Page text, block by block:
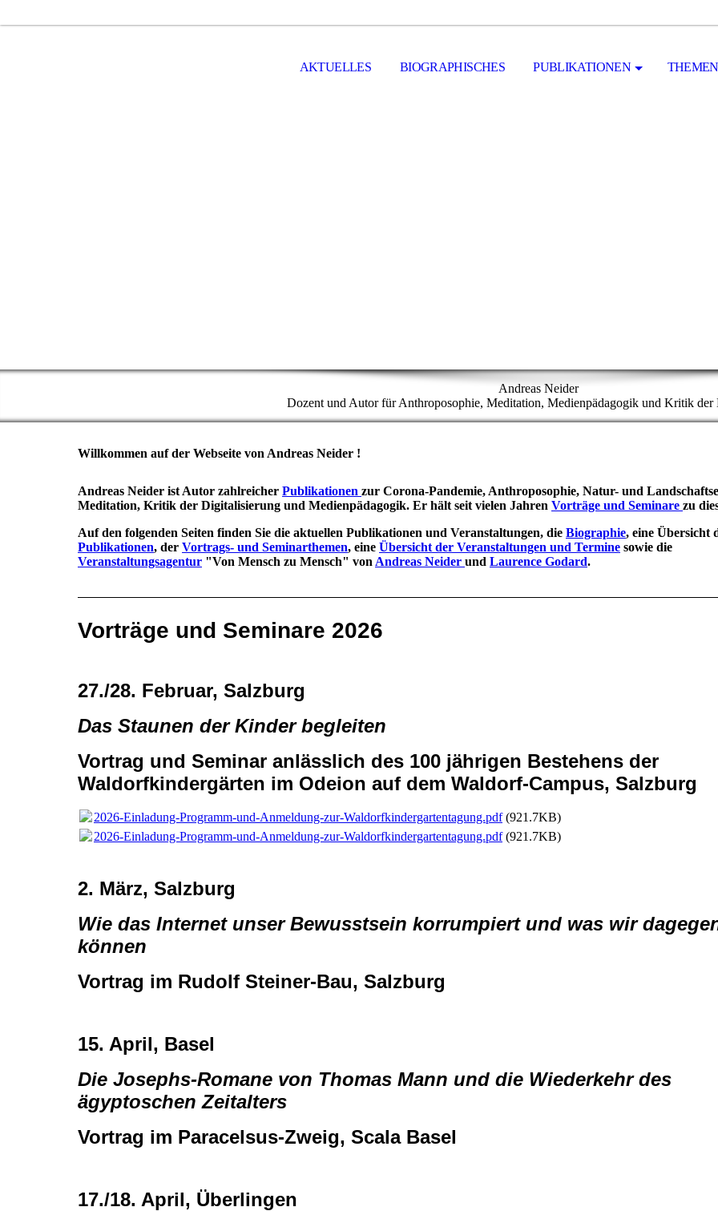
AKTUELLES BIOGRAPHISCHES PUBLIKATIONEN
Andreas Neider
Dozent und Autor für Anthroposophie, Meditation, Medienpädagogik und Kritik der
Willkommen auf der Webseite von Andreas Neider !
Andreas Neider ist Autor zahlreicher Publikationen zur Corona-Pandemie, Anthroposophie, Natur- und
Meditation, Kritik der Digitalisierung und Medienpädagogik. Er hält seit vielen Jahren Vorträge und Seminare zu
Auf den folgenden Seiten finden Sie die aktuellen Publikationen und Veranstaltungen, die Biographie, eine Übersicht
Publikationen, der Vortrags- und Seminarthemen, eine Übersicht der Veranstaltungen und Termine sowie die
Veranstaltungsagentur "Von Mensch zu Mensch" von Andreas Neider und Laurence Godard.
Vorträge und Seminare 2026
27./28. Februar, Salzburg
Das Staunen der Kinder begleiten
Vortrag und Seminar anlässlich des 100 jährigen Bestehens der
Waldorfkindergärten im Odeion auf dem Waldorf-Campus, Salzburg
2026-Einladung-Programm-und-Anmeldung-zur-Waldorfkindergartentagung.pdf(921.7KB)
2026-Einladung-Programm-und-Anmeldung-zur-Waldorfkindergartentagung.pdf(921.7KB)
2. März, Salzburg
Wie das Internet unser Bewusstsein korrumpiert und was wir
können
Vortrag im Rudolf Steiner-Bau, Salzburg
15. April, Basel
Die Josephs-Romane von Thomas Mann und die Wiederkehr des
ägyptoschen Zeitalters
Vortrag im Paracelsus-Zweig, Scala Basel
17./18. April, Überlingen